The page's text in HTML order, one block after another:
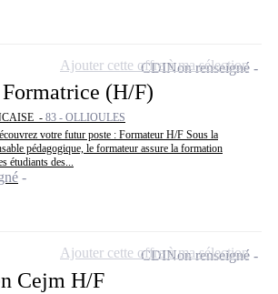
(H/F)
- 83 - OLLIOULES
votre futur poste : Formateur H/F Sous la
pédagogique, le formateur assure la formation
étudiants des...
CDINon renseigné
Ajouter cette offre à ma sélection
Cejm H/F
CDINon renseigné
Ajouter cette offre à ma sélection